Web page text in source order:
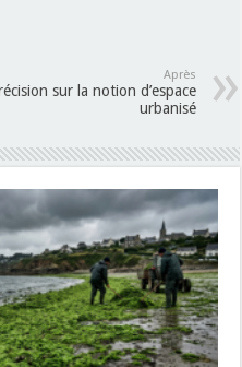
Après
sur la notion d’espace
urbanisé